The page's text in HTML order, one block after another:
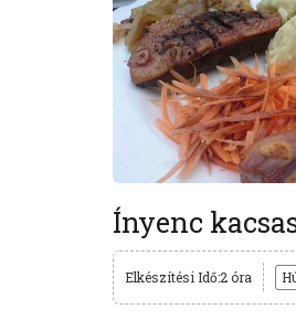
Ínyenc
Elkészítési Idő:2 óra